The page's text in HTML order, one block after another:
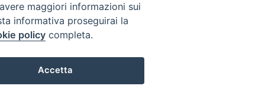
maggiori informazioni sui
informativa proseguirai la
policy completa.
Accetta